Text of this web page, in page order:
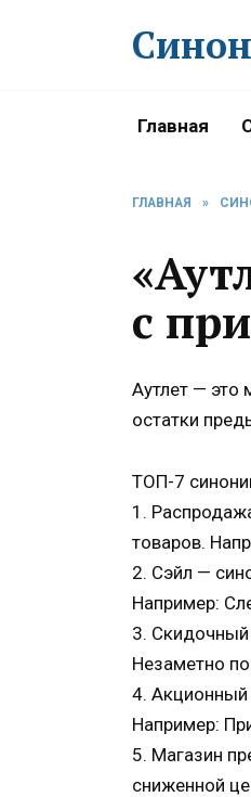
Главная
ГЛАВНАЯ »
с
Аутлет — это
остатки
ТОП-7
1.
товаров.
2. Сэйл —
Например:
3.
Незаметно
4. Акционный
Например:
5. Магазин
сниженной